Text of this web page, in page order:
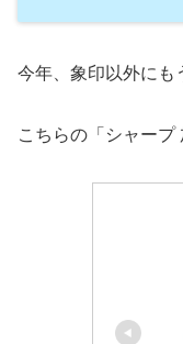
今年、象印以外にも
こちらの「シャープ